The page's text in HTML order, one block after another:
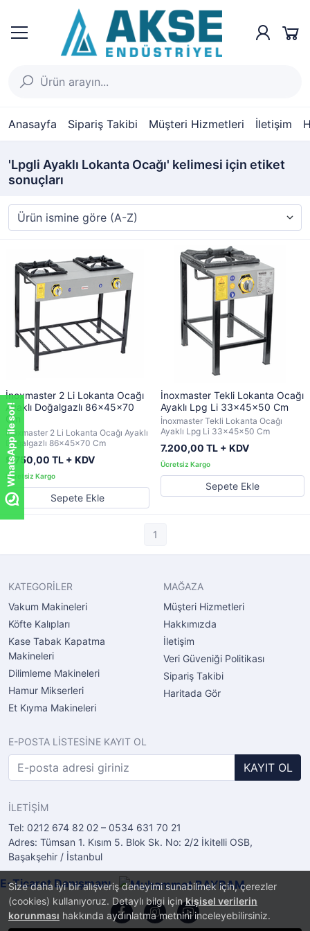
Anasayfa Sipariş Takibi Müşteri Hizmetleri İletişim
Size daha iyi bir alışveriş deneyimi sunabilmek için, çerezler
(cookies) kullanıyoruz. Detaylı bilgi içinkişisel verilerin
korunması hakkında aydınlatma metnini inceleyebilirsiniz.
'Lpgli Ayaklı Lokanta Ocağı' kelimesi için etiket
sonuçları
İnoxmaster 2 Li Lokanta Ocağı
Ayaklı Doğalgazlı 86x45x70
Cm
İnoxmaster 2 Li Lokanta Ocağı Ayaklı
Doğalgazlı 86x45x70 Cm
9.750,00 TL + KDV
Sepete Ekle
İnoxmaster Tekli Lokanta Ocağı
Ayaklı Lpg Li 33x45x50 Cm
İnoxmaster Tekli Lokanta Ocağı
Ayaklı Lpg Li 33x45x50 Cm
7.200,00 TL + KDV
Sepete Ekle
1
KATEGORİLER
Vakum Makineleri
Köfte Kalıpları
Kase Tabak Kapatma
Makineleri
Dilimleme Makineleri
Hamur Mikserleri
Et Kıyma Makineleri
MAĞAZA
Müşteri Hizmetleri
Hakkımızda
İletişim
Veri Güveniği Politikası
Sipariş Takibi
Haritada Gör
E-POSTA LİSTESİNE KAYIT OL
KAYIT OL
İLETİŞİM
Tel: 0212 674 82 02 – 0534 631 70 21
Adres: Tümsan 1. Kısım 5. Blok Sk. No: 2/2 İkitelli OSB,
Başakşehir / İstanbul
E-Ticaret Danışmanı
WhatsApp ile sor!